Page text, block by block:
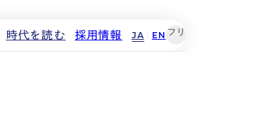
時代を読む 採用情報 JA EN